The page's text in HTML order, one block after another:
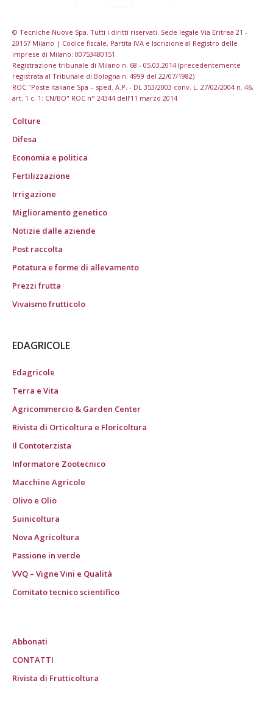
© Tecniche Nuove Spa. Tutti i diritti riservati. Sede legale Via Eritrea 21 -
20157 Milano | Codice fiscale, Partita IVA e Iscrizione al Registro delle
imprese di Milano: 00753480151
Registrazione tribunale di Milano n. 68 - 05.03.2014 (precedentemente
registrata al Tribunale di Bologna n. 4999 del 22/07/1982)
ROC "Poste italiane Spa – sped. A.P. - DL 353/2003 conv. L. 27/02/2004 n. 46,
art. 1 c. 1: CN/BO" ROC n° 24344 dell’11 marzo 2014
Colture
Difesa
Economia e politica
Fertilizzazione
Irrigazione
Miglioramento genetico
Notizie dalle aziende
Post raccolta
Potatura e forme di allevamento
Prezzi frutta
Vivaismo frutticolo
EDAGRICOLE
Edagricole
Terra e Vita
Agricommercio & Garden Center
Rivista di Orticoltura e Floricoltura
Il Contoterzista
Informatore Zootecnico
Macchine Agricole
Olivo e Olio
Suinicoltura
Nova Agricoltura
Passione in verde
VVQ – Vigne Vini e Qualità
Comitato tecnico scientifico
Abbonati
CONTATTI
Rivista di Frutticoltura